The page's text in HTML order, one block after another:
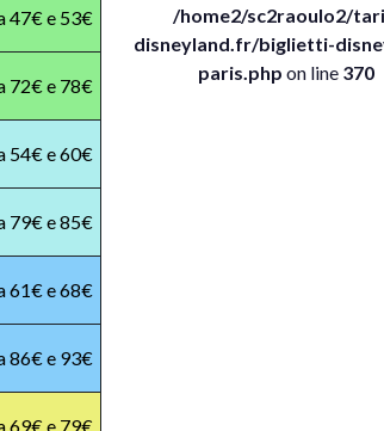
47€ e 53€
72€ e 78€
54€ e 60€
79€ e 85€
61€ e 68€
86€ e 93€
69€ e 79€
/home2/sc2raoulo2/
disneyland.fr/biglietti-
paris.php on line 370